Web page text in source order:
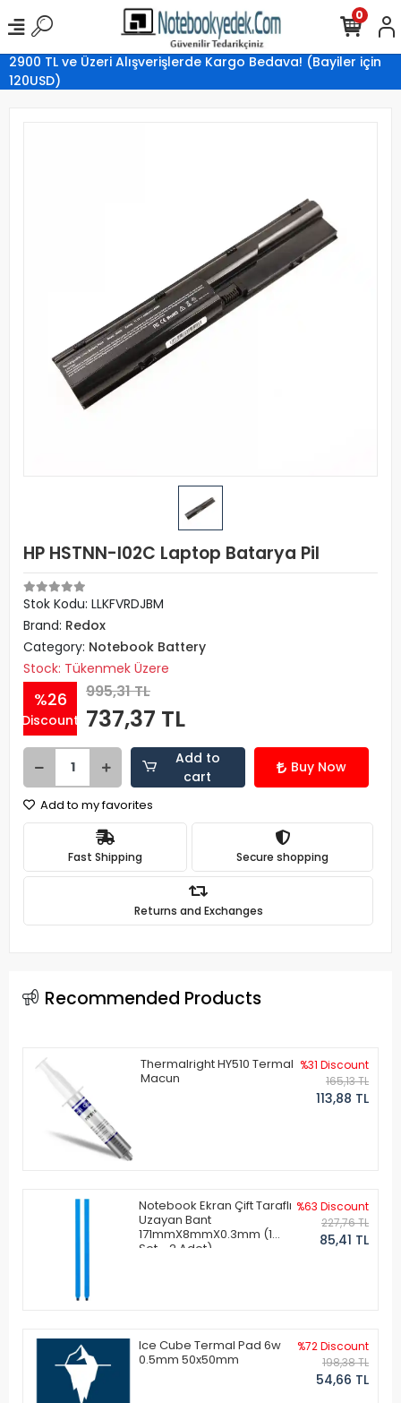
2900 TL ve Üzeri Alışverişlerde Kargo Bedava! (Bayiler için
120USD)
0
HP HSTNN-I02C Laptop Batarya Pil
Stok Kodu: LLKFVRDJBM
Brand: Redox
Category: Notebook Battery
Stock: Tükenmek Üzere
%26
Discount
995,31 TL
737,37 TL
Add to
cart
Buy Now
Add to my favorites
Fast Shipping Secure shopping
Returns and Exchanges
Recommended Products
Thermalright HY510 Termal
Macun
%31 Discount
165,13 TL
113,88 TL
Notebook Ekran Çift Taraflı
Uzayan Bant
171mmX8mmX0.3mm (1
Set - 2 Adet)
%63 Discount
227,76 TL
85,41 TL
Ice Cube Termal Pad 6w
0.5mm 50x50mm
%72 Discount
198,38 TL
54,66 TL